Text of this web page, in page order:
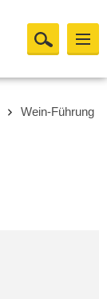
Wein-Führung